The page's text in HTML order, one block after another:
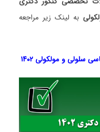
به لینک زیر مراجعه
سلولی و مولکولی ۱۴۰۲